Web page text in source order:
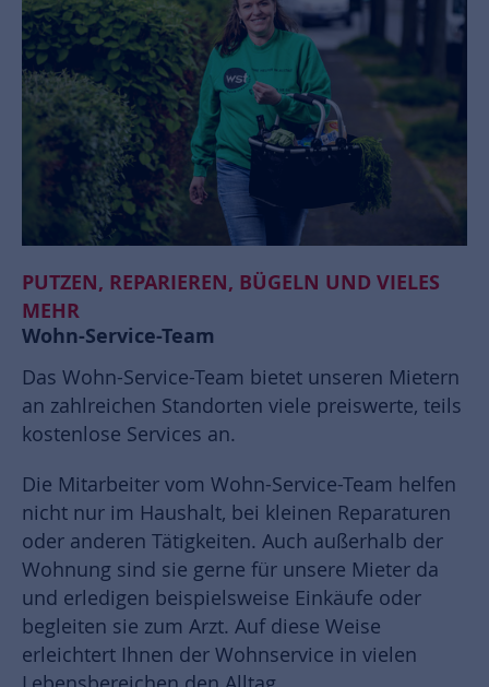
PUTZEN, REPARIEREN, BÜGELN UND VIELES
MEHR
Wohn-Service-Team
Das Wohn-Service-Team bietet unseren Mietern
an zahlreichen Standorten viele preiswerte, teils
kostenlose Services an.
Die Mitarbeiter vom Wohn-Service-Team helfen
nicht nur im Haushalt, bei kleinen Reparaturen
oder anderen Tätigkeiten. Auch außerhalb der
Wohnung sind sie gerne für unsere Mieter da
und erledigen beispielsweise Einkäufe oder
begleiten sie zum Arzt. Auf diese Weise
erleichtert Ihnen der Wohnservice in vielen